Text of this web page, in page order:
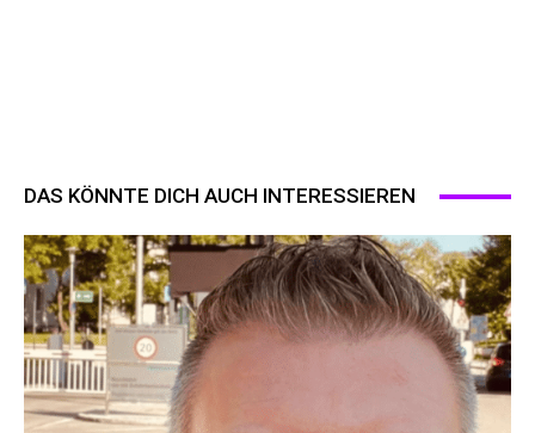
DAS KÖNNTE DICH AUCH INTERESSIEREN